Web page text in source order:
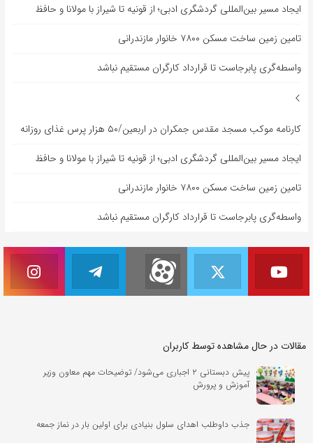
ایجاد مسیر بین‌المللی گردشگری ادبی؛ از قونیه تا شیراز با مولانا و حافظ
تامین زمین ساخت مسکن ۷۸۰۰ خانوار مازندرانی
واسطه‌گری پابرجاست تا قرارداد کارگران مستقیم نباشد
کارنامه موکب مسجد مقدس جمکران در اربعین/۵۰ هزار پرس غذای روزانه
ایجاد مسیر بین‌المللی گردشگری ادبی؛ از قونیه تا شیراز با مولانا و حافظ
تامین زمین ساخت مسکن ۷۸۰۰ خانوار مازندرانی
واسطه‌گری پابرجاست تا قرارداد کارگران مستقیم نباشد
مقالات در حال مشاهده توسط کاربران
پیش دبستانی ۲ اجباری می‌شود/ توضیحات مهم معاون وزیر
آموزش و پرورش
جذب داوطلب اهدای سلول بنیادی برای اولین بار در نماز جمعه